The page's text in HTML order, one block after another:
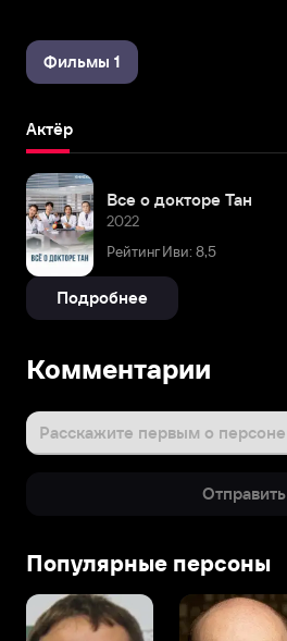
Фильмы 1
Актёр
Все о докторе Тан
2022
Рейтинг Иви: 8,5
Подробнее
Комментарии
Расскажите первым о персоне
Отправить
Популярные персоны